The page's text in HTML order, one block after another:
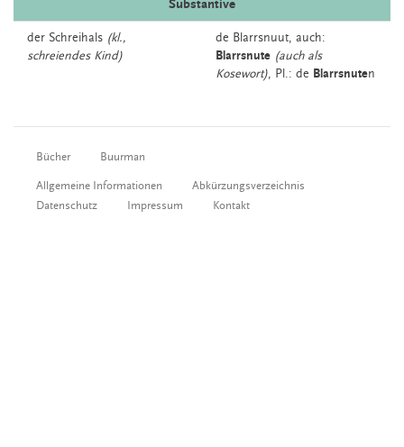
Substantive
der Schreihals (kl.,
schreiendes Kind)
de Blarrsnuut, auch:
Blarrsnute (auch als
Kosewort), Pl.: de Blarrsnuten
Bücher Buurman
Allgemeine Informationen
Abkürzungsverzeichnis
Datenschutz
Impressum Kontakt